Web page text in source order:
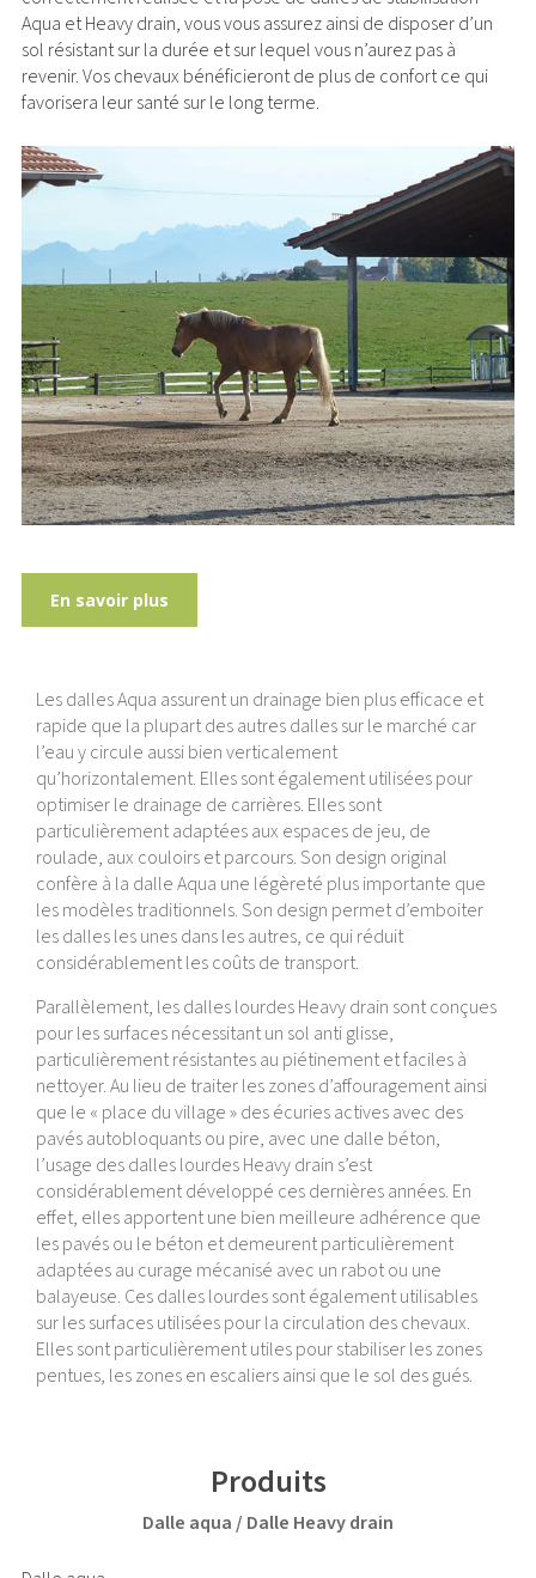
Aqua et Heavy drain, vous vous assurez ainsi de disposer d’un
sol résistant sur la durée et sur lequel vous n’aurez pas à
revenir. Vos chevaux bénéficieront de plus de confort ce qui
favorisera leur santé sur le long terme.
En savoir plus
Les dalles Aqua assurent un drainage bien plus efficace et
rapide que la plupart des autres dalles sur le marché car
l’eau y circule aussi bien verticalement
qu’horizontalement. Elles sont également utilisées pour
optimiser le drainage de carrières. Elles sont
particulièrement adaptées aux espaces de jeu, de
roulade, aux couloirs et parcours. Son design original
confère à la dalle Aqua une légèreté plus importante que
les modèles traditionnels. Son design permet d’emboiter
les dalles les unes dans les autres, ce qui réduit
considérablement les coûts de transport.
Parallèlement, les dalles lourdes Heavy drain sont conçues
pour les surfaces nécessitant un sol anti glisse,
particulièrement résistantes au piétinement et faciles à
nettoyer. Au lieu de traiter les zones d’affouragement ainsi
que le « place du village » des écuries actives avec des
pavés autobloquants ou pire, avec une dalle béton,
l’usage des dalles lourdes Heavy drain s’est
considérablement développé ces dernières années. En
effet, elles apportent une bien meilleure adhérence que
les pavés ou le béton et demeurent particulièrement
adaptées au curage mécanisé avec un rabot ou une
balayeuse. Ces dalles lourdes sont également utilisables
sur les surfaces utilisées pour la circulation des chevaux.
Elles sont particulièrement utiles pour stabiliser les zones
pentues, les zones en escaliers ainsi que le sol des gués.
Produits
Dalle aqua / Dalle Heavy drain